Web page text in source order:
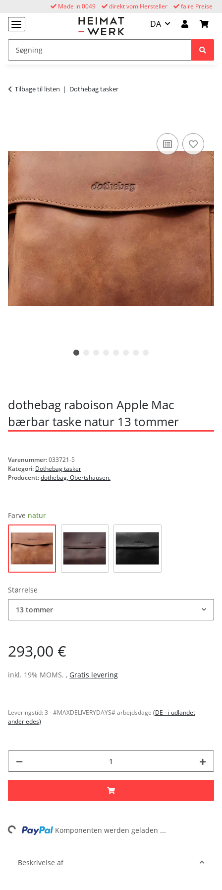
faire Preise
direkt vom Hersteller
Made in 0049
DA
Tilbage til listen Dothebag tasker
dothebag raboison Apple Mac
bærbar taske natur 13 tommer
Varenummer:033721-5
Kategori: Dothebag tasker
Producent:dothebag, Obertshausen.
Farve natur
Størrelse
13 tommer
293,00 €
inkl. 19% MOMS. , Gratis levering
Leveringstid:3 - #MAXDELIVERYDAYS# arbejdsdage (DE - i udlandet
anderledes)
Komponenten werden geladen ...
Beskrivelse af